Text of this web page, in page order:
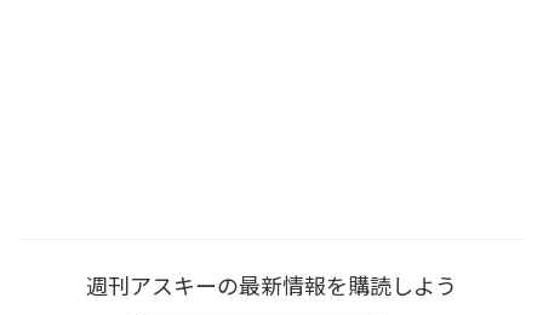
週刊アスキーの最新情報を購読しよう